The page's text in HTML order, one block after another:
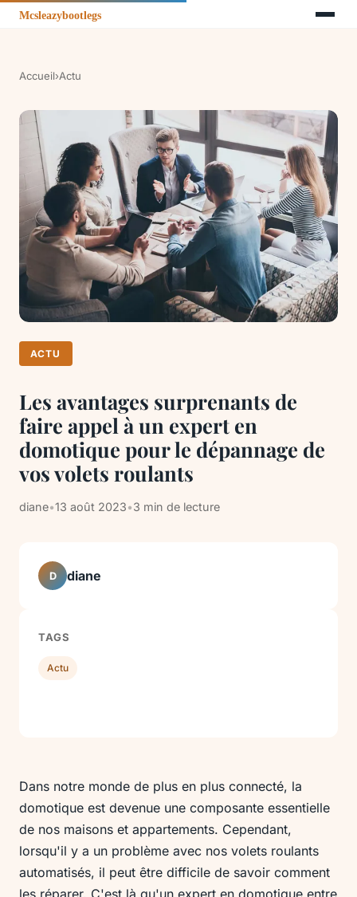
Accueil›Actu
ACTU
Les avantages surprenants de
faire appel à un expert en
domotique pour le dépannage de
vos volets roulants
diane•13 août 2023•3 min de lecture
Dans notre monde de plus en plus connecté, la
domotique est devenue une composante essentielle
de nos maisons et appartements. Cependant,
lorsqu'il y a un problème avec nos volets roulants
automatisés, il peut être difficile de savoir comment
les réparer. C'est là qu'un expert en domotique entre
D diane
TAGS
Actu